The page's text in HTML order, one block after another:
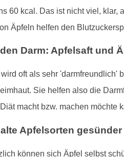
60 kcal. Das ist nicht viel, klar,
Äpfeln helfen den
Darm: Apfelsaft und
wird oft als sehr 'darmfreundlich'
Sie helfen also die
macht bzw. machen möchte
Apfelsorten
können sich Äpfel selbst